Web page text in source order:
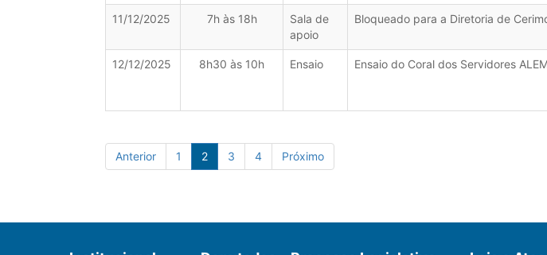
11/12/2025 7h às 18h
Sala de
apoio
Bloqueado para a Diretoria de
12/12/2025 8h30 às 10h Ensaio Ensaio do Coral dos Servidores
Anterior 1 2 3 4 Próximo